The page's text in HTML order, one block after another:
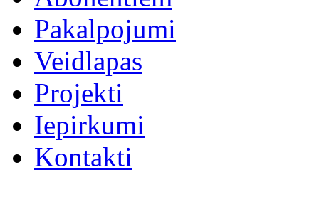
Pakalpojumi
Veidlapas
Projekti
Iepirkumi
Kontakti